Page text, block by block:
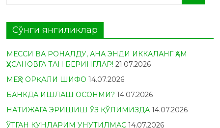
Сўнги янгиликлар
МЕССИ ВА РОНАЛДУ, АНА ЭНДИ ИККАЛАНГ ҲАМ
ҲУСАНОВГА ТАН БЕРИНГЛАР! 21.07.2026
МЕҲР ОРҚАЛИ ШИФО 14.07.2026
БАНКДА ИШЛАШ ОСОНМИ? 14.07.2026
НАТИЖАГА ЭРИШИШ ЎЗ ҚЎЛИМИЗДА 14.07.2026
ЎТГАН КУНЛАРИМ УНУТИЛМАС 14.07.2026